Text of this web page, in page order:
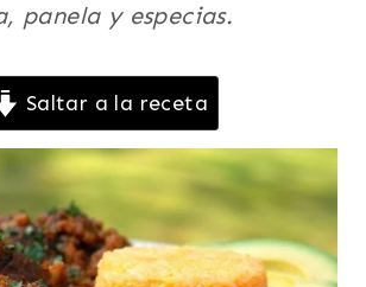
panela y especias.
Saltar a la receta